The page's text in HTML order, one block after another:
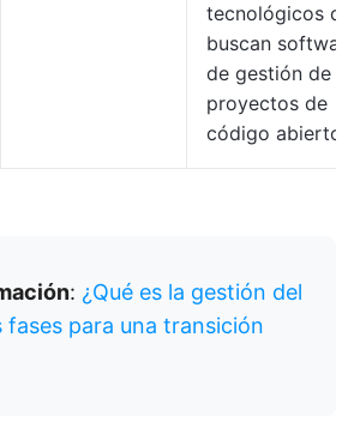
tecnológicos
buscan software
de gestión de
proyectos de
código abierto.
: ¿Qué es la gestión del
fases para una transición